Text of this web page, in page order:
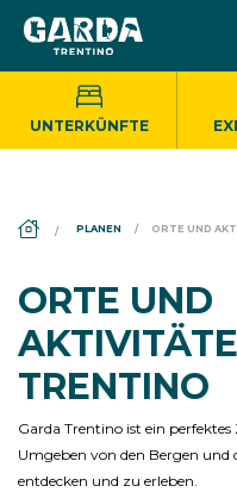
UNTERKÜNFTE
DS_BREADCRUMB.HOME
PLANEN ORTE UND
ORTE UND
TRENTINO
Garda Trentino ist ein
Umgeben von den Bergen und
entdecken und zu erleben.